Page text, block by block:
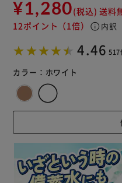
¥1,280(税込) 送料
12ポイント （1倍） info 内訳
4.46 517
カラー： ホワイト